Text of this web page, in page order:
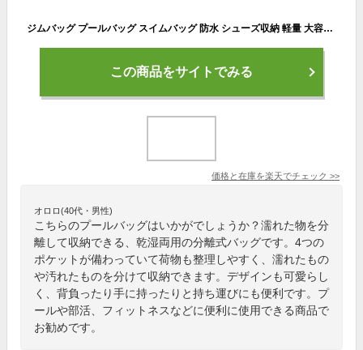
ジムバッグ プールバッグ スイムバッグ 防水 シューズ収納 軽量 大容量 収納 乾湿分離 リュック バックパック 水泳 水着 スポーツ フィットネス トレーニング ヨガ アウトドア レディース メンズ 大人 子供 キッズ ###バッグGSFRB-###
この商品をサイトでみる
価格と在庫を楽天でチェック >>
オロロ(40代・男性)
こちらのプールバッグはいかがでしょうか？濡れた物を分
離して収納できる、乾湿両用の分離式バッグです。4つの
ポケットが備わっていて荷物も整理しやすく、濡れたもの
や汚れたものを分けて収納できます。デザインも可愛らし
く、背負ったり手に持ったりと持ち運びにも便利です。プ
ールや部活、フィットネスなどに便利に使用できる商品で
お勧めです。